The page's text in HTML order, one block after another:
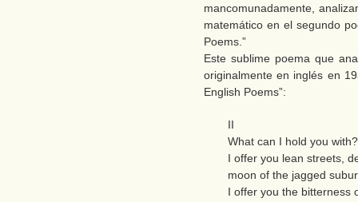
mancomunadamente,
matemático en el segundo
Poems.”
Este sublime poema que
originalmente en inglés en
English Poems”:
II
What can I hold you with?
I offer you lean streets,
moon of the jagged
I offer you the bitterness